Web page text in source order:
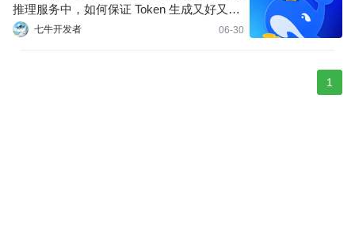
推理服务中，如何保证 Token 生成又好又
快？七牛开发者 06-30
1